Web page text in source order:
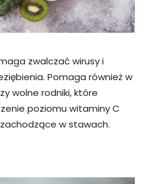
zwalczać wirusy i
Pomaga również w
wolne rodniki, które
poziomu witaminy C
w stawach.